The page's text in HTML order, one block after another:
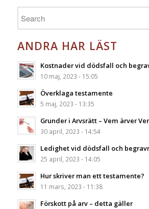
ANDRA HAR LÄST
Kostnader vid dödsfall och
10 maj, 2023 - 15:05
Överklaga testamente
5 maj, 2023 - 13:35
Grunder i Arvsrätt – Vem ärver
30 april, 2023 - 14:54
Ledighet vid dödsfall och
25 april, 2023 - 14:05
Hur skriver man ett testamente?
11 mars, 2023 - 11:38
Förskott på arv – detta gäller